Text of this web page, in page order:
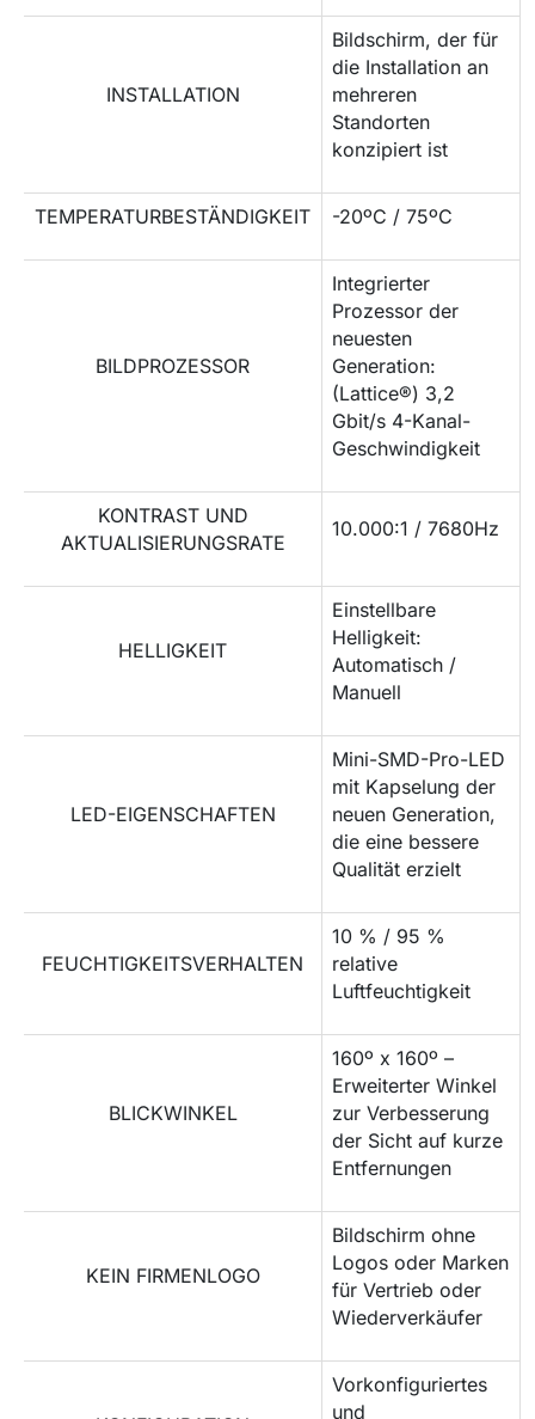
INSTALLATION
Bildschirm, der für
die Installation an
mehreren
Standorten
konzipiert ist
TEMPERATURBESTÄNDIGKEIT -20ºC / 75ºC
BILDPROZESSOR
Integrierter
Prozessor der
neuesten
Generation:
(Lattice®) 3,2
Gbit/s 4-Kanal-
Geschwindigkeit
KONTRAST UND
AKTUALISIERUNGSRATE
10.000:1 / 7680Hz
HELLIGKEIT
Einstellbare
Helligkeit:
Automatisch /
Manuell
LED-EIGENSCHAFTEN
Mini-SMD-Pro-LED
mit Kapselung der
neuen Generation,
die eine bessere
Qualität erzielt
FEUCHTIGKEITSVERHALTEN
10 % / 95 %
relative
Luftfeuchtigkeit
BLICKWINKEL
160º x 160º –
Erweiterter Winkel
zur Verbesserung
der Sicht auf kurze
Entfernungen
KEIN FIRMENLOGO
Bildschirm ohne
Logos oder Marken
für Vertrieb oder
Wiederverkäufer
Vorkonfiguriertes
und